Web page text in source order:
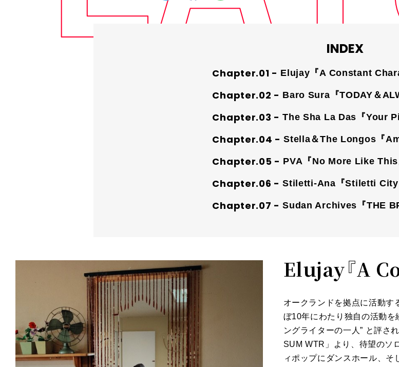
INDEX
Elujay『A Constant
Baro Sura『TODAY＆
The Sha La Das『Your
Stella＆The Longos『
PVA『No More Like This
Stiletti-Ana『Stiletti City
Sudan Archives『THE
Elujay『A
オークランドを拠点に活動
ぼ10年にわたり独自の活動
ングライターの一人” と評さ
SUM WTR」より、待望のソ
ィポップにダンスホール、